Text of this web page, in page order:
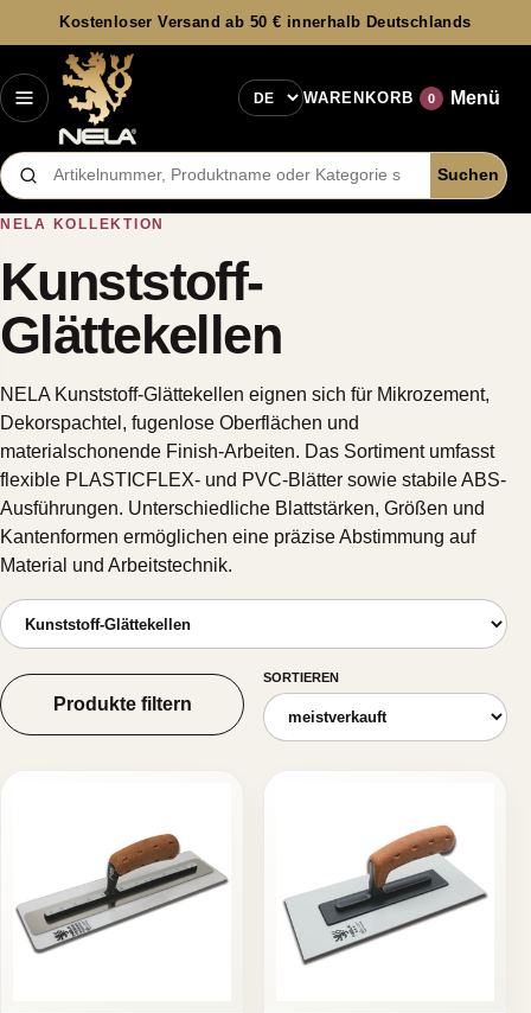
Kostenloser Versand ab 50 € innerhalb Deutschlands
SpracheWARENKORB 0 Menü
Produkte durchsuchen
Suchen
NELA KOLLEKTION
Kunststoff-
Glättekellen
NELA Kunststoff-Glättekellen eignen sich für Mikrozement,
Dekorspachtel, fugenlose Oberflächen und
materialschonende Finish-Arbeiten. Das Sortiment umfasst
flexible PLASTICFLEX- und PVC-Blätter sowie stabile ABS-
Ausführungen. Unterschiedliche Blattstärken, Größen und
Kantenformen ermöglichen eine präzise Abstimmung auf
Material und Arbeitstechnik.
Produkte filtern
SORTIEREN